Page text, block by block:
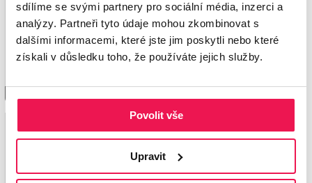
sdílíme se svými partnery pro sociální média, inzerci a
analýzy. Partneři tyto údaje mohou zkombinovat s
dalšími informacemi, které jste jim poskytli nebo které
získali v důsledku toho, že používáte jejich služby.
Povolit vše
Upravit
Modulární panely SMART s lamelou z
dřevěné dýhy nabízejí možnost
vytvoření vlastní originální nástěnné
dekorace, která zároveň snižuje ozvěnu
v prostoru.
Akustický panel
CELOBAREVNÝ 2600
x 600 x 17 mm
nabízí lamely s barevnou folii ze 3 stran